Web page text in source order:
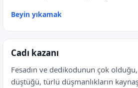
Beyin yıkamak
Cadı kazanı
Fesadın ve dedikodunun çok
düştüğü, türlü düşmanlıkların